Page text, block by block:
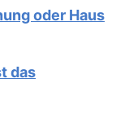
oder Haus
das